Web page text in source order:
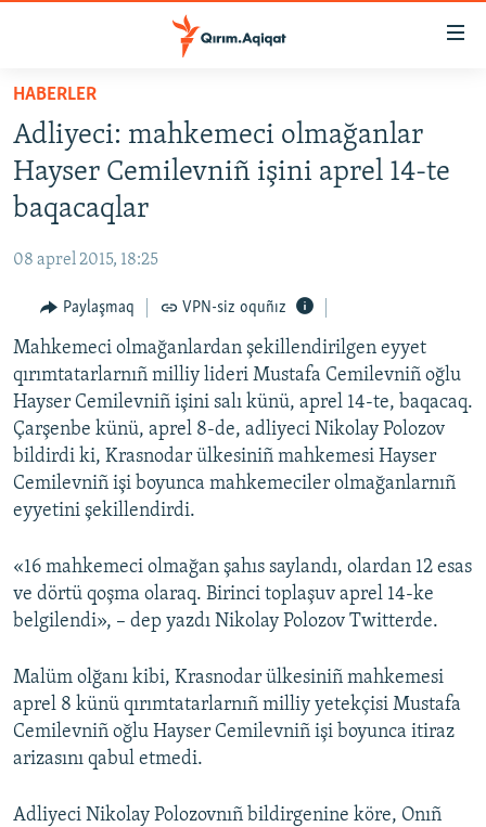
Esas
qaytmaq
Baş
navigatsiyağa
qaytmaq
Qıdıruvğa
qaytmaq
HABERLER
SİYASET
İQTİSADİYAT
MEDENİYET
İNSAN AQLARI
VİDEO
SÜRET
BLOGLAR
FİKİR
Русский
Українською
QOŞULIÑIZ!
RFE/RS bütün saytları
HABERLER
Adliyeci: mahkemeci olmağanlar
Hayser Cemilevniñ işini aprel 14-te
baqacaqlar
08 aprel 2015, 18:25
Paylaşmaq VPN-siz oquñız
Mahkemeci olmağanlardan şekillendirilgen eyyet
qırımtatarlarnıñ milliy lideri Mustafa Cemilevniñ oğlu
Hayser Cemilevniñ işini salı künü, aprel 14-te, baqacaq.
Çarşenbe künü, aprel 8-de, adliyeci Nikolay Polozov
bildirdi ki, Krasnodar ülkesiniñ mahkemesi Hayser
Cemilevniñ işi boyunca mahkemeciler olmağanlarnıñ
eyyetini şekillendirdi.
«16 mahkemeci olmağan şahıs saylandı, olardan 12 esas
ve dörtü qoşma olaraq. Birinci toplaşuv aprel 14-ke
belgilendi», – dep yazdı Nikolay Polozov Twitterde.
Malüm olğanı kibi, Krasnodar ülkesiniñ mahkemesi
aprel 8 künü qırımtatarlarnıñ milliy yetekçisi Mustafa
Cemilevniñ oğlu Hayser Cemilevniñ işi boyunca itiraz
arizasını qabul etmedi.
Adliyeci Nikolay Polozovnıñ bildirgenine köre, Onıñ